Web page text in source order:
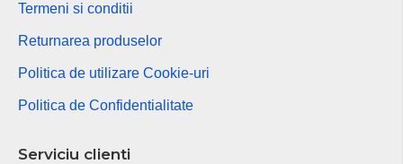
Termeni si conditii
Returnarea produselor
Politica de utilizare Cookie-uri
Politica de Confidentialitate
Serviciu clienti